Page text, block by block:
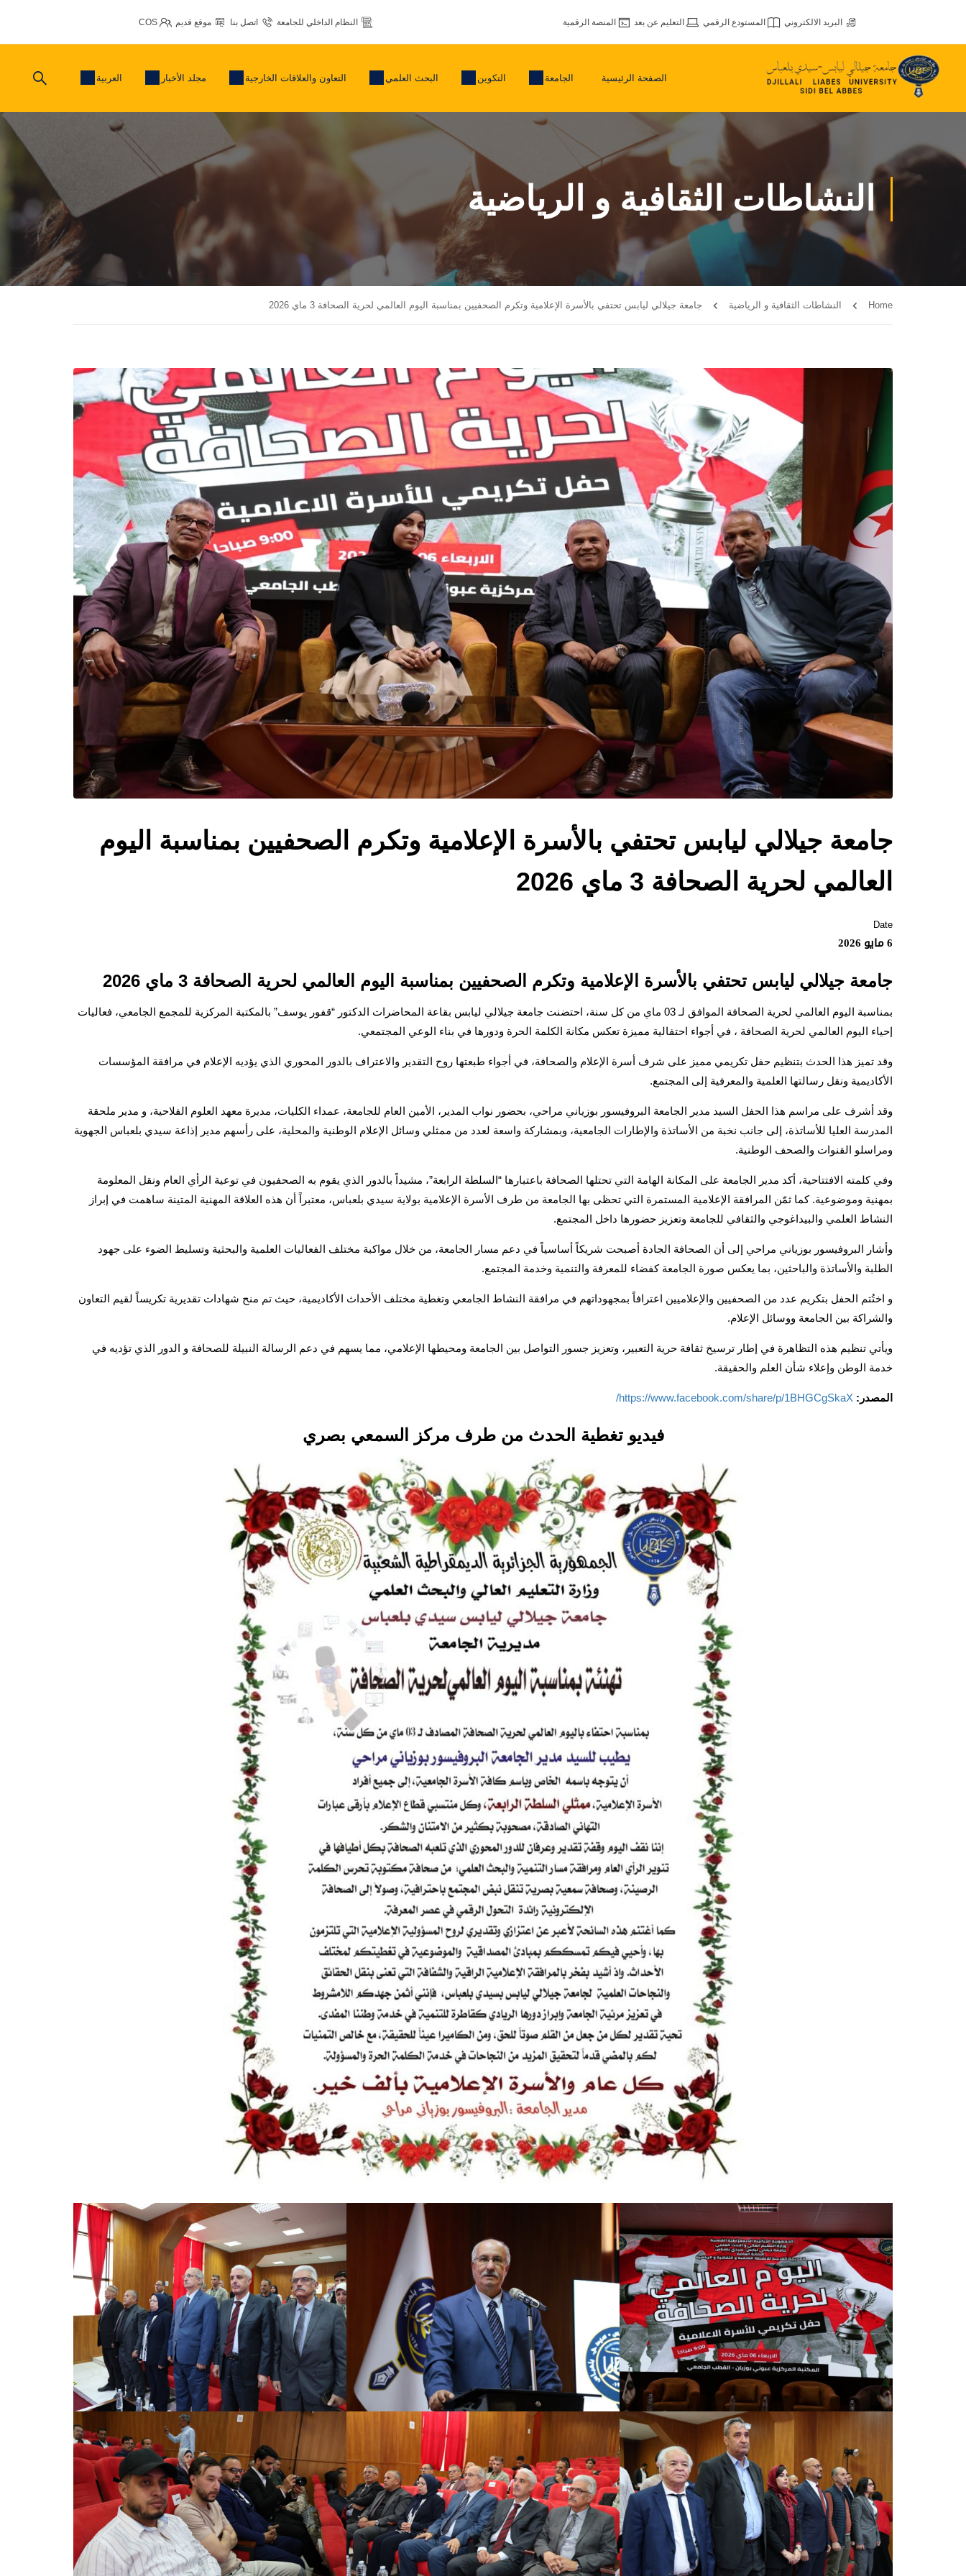
البريد الالكتروني المستودع الرقمي التعليم عن بعد المنصة الرقمية النظام الداخلي للجامعة اتصل بنا موقع قديم COS
الصفحة الرئيسية الجامعة التكوين البحث العلمي التعاون والعلاقات الخارجية مجلد الأخبار العربية
النشاطات الثقافية و الرياضية
Home النشاطات الثقافية و الرياضية جامعة جيلالي ليابس تحتفي بالأسرة الإعلامية وتكرم الصحفيين بمناسبة اليوم العالمي لحرية الصحافة 3 ماي 2026
جامعة جيلالي ليابس تحتفي بالأسرة الإعلامية وتكرم الصحفيين بمناسبة اليوم
العالمي لحرية الصحافة 3 ماي 2026
Date
6 مايو 2026
جامعة جيلالي ليابس تحتفي بالأسرة الإعلامية وتكرم الصحفيين بمناسبة اليوم العالمي لحرية الصحافة 3 ماي 2026
بمناسبة اليوم العالمي لحرية الصحافة الموافق لـ 03 ماي من كل سنة، احتضنت جامعة جيلالي ليابس بقاعة المحاضرات الدكتور “قفور يوسف” بالمكتبة المركزية للمجمع الجامعي، فعاليات
إحياء اليوم العالمي لحرية الصحافة ، في أجواء احتفالية مميزة تعكس مكانة الكلمة الحرة ودورها في بناء الوعي المجتمعي.
وقد تميز هذا الحدث بتنظيم حفل تكريمي مميز على شرف أسرة الإعلام والصحافة، في أجواء طبعتها روح التقدير والاعتراف بالدور المحوري الذي يؤديه الإعلام في مرافقة المؤسسات
الأكاديمية ونقل رسالتها العلمية والمعرفية إلى المجتمع.
وقد أشرف على مراسم هذا الحفل السيد مدير الجامعة البروفيسور بوزياني مراحي، بحضور نواب المدير، الأمين العام للجامعة، عمداء الكليات، مديرة معهد العلوم الفلاحية، و مدير ملحقة
المدرسة العليا للأساتذة، إلى جانب نخبة من الأساتذة والإطارات الجامعية، وبمشاركة واسعة لعدد من ممثلي وسائل الإعلام الوطنية والمحلية، على رأسهم مدير إذاعة سيدي بلعباس الجهوية
ومراسلو القنوات والصحف الوطنية.
وفي كلمته الافتتاحية، أكد مدير الجامعة على المكانة الهامة التي تحتلها الصحافة باعتبارها “السلطة الرابعة”، مشيداً بالدور الذي يقوم به الصحفيون في توعية الرأي العام ونقل المعلومة
بمهنية وموضوعية. كما ثمّن المرافقة الإعلامية المستمرة التي تحظى بها الجامعة من طرف الأسرة الإعلامية بولاية سيدي بلعباس، معتبراً أن هذه العلاقة المهنية المتينة ساهمت في إبراز
النشاط العلمي والبيداغوجي والثقافي للجامعة وتعزيز حضورها داخل المجتمع.
وأشار البروفيسور بوزياني مراحي إلى أن الصحافة الجادة أصبحت شريكاً أساسياً في دعم مسار الجامعة، من خلال مواكبة مختلف الفعاليات العلمية والبحثية وتسليط الضوء على جهود
الطلبة والأساتذة والباحثين، بما يعكس صورة الجامعة كفضاء للمعرفة والتنمية وخدمة المجتمع.
و اختُتم الحفل بتكريم عدد من الصحفيين والإعلاميين اعترافاً بمجهوداتهم في مرافقة النشاط الجامعي وتغطية مختلف الأحداث الأكاديمية، حيث تم منح شهادات تقديرية تكريساً لقيم التعاون
والشراكة بين الجامعة ووسائل الإعلام.
ويأتي تنظيم هذه التظاهرة في إطار ترسيخ ثقافة حرية التعبير، وتعزيز جسور التواصل بين الجامعة ومحيطها الإعلامي، مما يسهم في دعم الرسالة النبيلة للصحافة و الدور الذي تؤديه في
خدمة الوطن وإعلاء شأن العلم والحقيقة.
المصدر: https://www.facebook.com/share/p/1BHGCgSkaX/
فيديو تغطية الحدث من طرف مركز السمعي بصري